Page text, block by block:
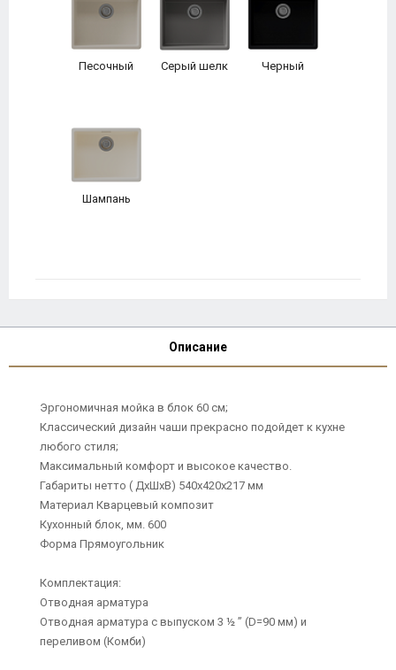
Песочный Серый шелк Черный
Шампань
Описание
Эргономичная мойка в блок 60 см;
Классический дизайн чаши прекрасно подойдет к кухне
любого стиля;
Максимальный комфорт и высокое качество.
Габариты нетто ( ДхШхВ) 540x420х217 мм
Материал Кварцевый композит
Кухонный блок, мм. 600
Форма Прямоугольник
Комплектация:
Отводная арматура
Отводная арматура с выпуском 3 ½ ” (D=90 мм) и
переливом (Комби)